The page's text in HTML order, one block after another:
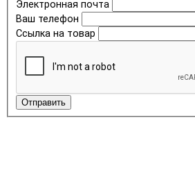
Электронная почта
Ваш телефон
Ссылка на товар
Отправить